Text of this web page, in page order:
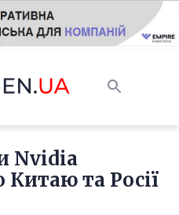
Nvidia
Китаю та Росії